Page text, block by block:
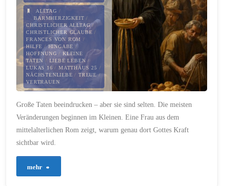
ALLTAG /
BARMHERZIGKEIT /
CHRISTLICHER ALLTAG/
CHRISTLICHER GLAUBE /
FRANCES VON ROM /
HILFE /HINGABE /
HOFFNUNG / KLEINE
TATEN / LIEBE LEBEN /
LUKAS 16 / MATTHÄUS 25 /
NÄCHSTENLIEBE / TREUE/
VERTRAUEN
Große Taten beeindrucken – aber sie sind selten. Die meisten
Veränderungen beginnen im Kleinen. Eine Frau aus dem
mittelalterlichen Rom zeigt, warum genau dort Gottes Kraft
sichtbar wird.
mehr